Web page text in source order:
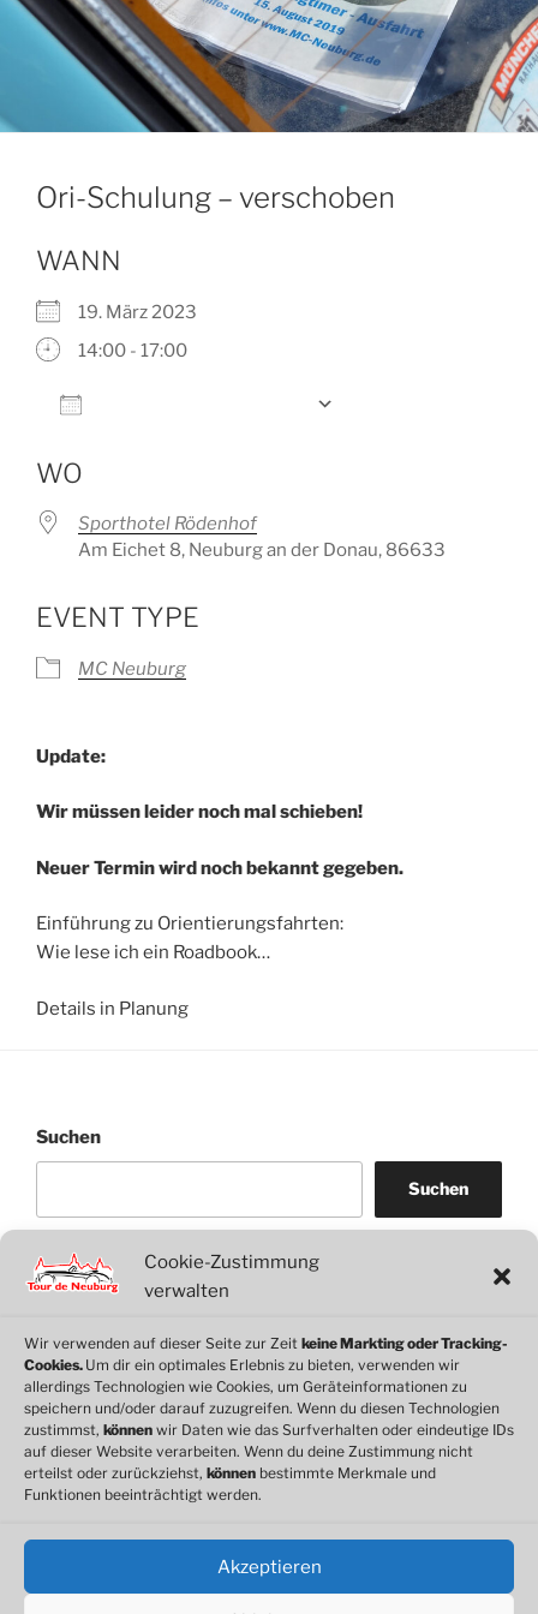
Cookie-Zustimmung
verwalten
Wir verwenden auf dieser Seite zur Zeit keine Markting oder Tracking-
Cookies. Um dir ein optimales Erlebnis zu bieten, verwenden wir
allerdings Technologien wie Cookies, um Geräteinformationen zu
speichern und/oder darauf zuzugreifen. Wenn du diesen Technologien
zustimmst, können wir Daten wie das Surfverhalten oder eindeutige IDs
auf dieser Website verarbeiten. Wenn du deine Zustimmung nicht
erteilst oder zurückziehst, können bestimmte Merkmale und
Funktionen beeinträchtigt werden.
Akzeptieren
Ori-Schulung – verschoben
WANN
19. März 2023
14:00 - 17:00
WO
Sporthotel Rödenhof
Am Eichet 8, Neuburg an der Donau, 86633
EVENT TYPE
MC Neuburg
Update:
Wir müssen leider noch mal schieben!
Neuer Termin wird noch bekannt gegeben.
Einführung zu Orientierungsfahrten:
Wie lese ich ein Roadbook…
Details in Planung
Suchen
Suchen
WordPress
WhatsApp
Facebook
Link
© 2026 Motorclub Neuburg e.V.
Cookie-Richtlinie
Impressum